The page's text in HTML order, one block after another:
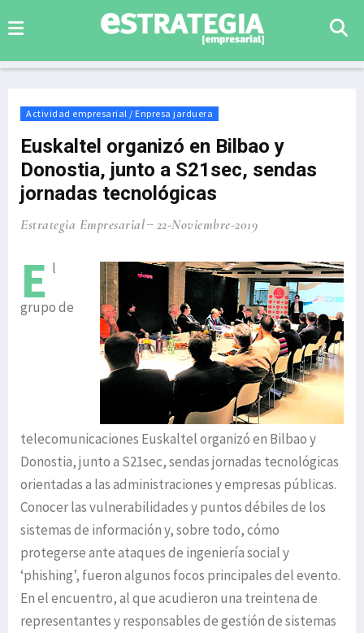
Actividad empresarial / Enpresa jarduera
Euskaltel organizó en Bilbao y
Donostia, junto a S21sec, sendas
jornadas tecnológicas
Estrategia Empresarial 22-Noviembre-2019
E l
grupo de
telecomunicaciones Euskaltel organizó en Bilbao y
Donostia, junto a S21sec, sendas jornadas tecnológicas
orientadas a las administraciones y empresas públicas.
Conocer las vulnerabilidades y puntos débiles de los
sistemas de información y, sobre todo, cómo
protegerse ante ataques de ingeniería social y
‘phishing’, fueron algunos focos principales del evento.
En el encuentro, al que acudieron una treintena de
representantes y responsables de gestión de sistemas